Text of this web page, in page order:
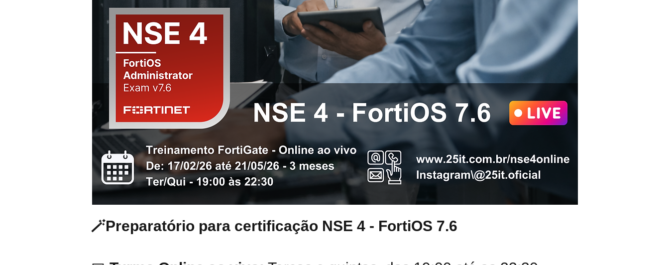
🪄Preparatório para certificação NSE 4 - FortiOS 7.6